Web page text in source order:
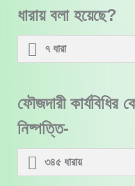
ধারায় বলা হয়েছে?
৭ ধারা
ফৌজদারী
নিষ্পত্তি-
৩৪৫ ধারায়